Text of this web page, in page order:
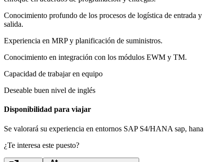
Conocimiento profundo de los procesos de logística de entrada y
salida.
Experiencia en MRP y planificación de suministros.
Conocimiento en integración con los módulos EWM y TM.
Capacidad de trabajar en equipo
Deseable buen nivel de inglés
Disponibilidad para viajar
Se valorará su experiencia en entornos SAP S4/HANA sap, hana
¿Te interesa este puesto?